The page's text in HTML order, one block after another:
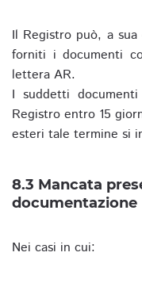
Il Registro può, a
forniti i documenti
lettera AR.
I suddetti
Registro entro 15
esteri tale termine si
8.3 Mancata
documentazione
Nei casi in cui: